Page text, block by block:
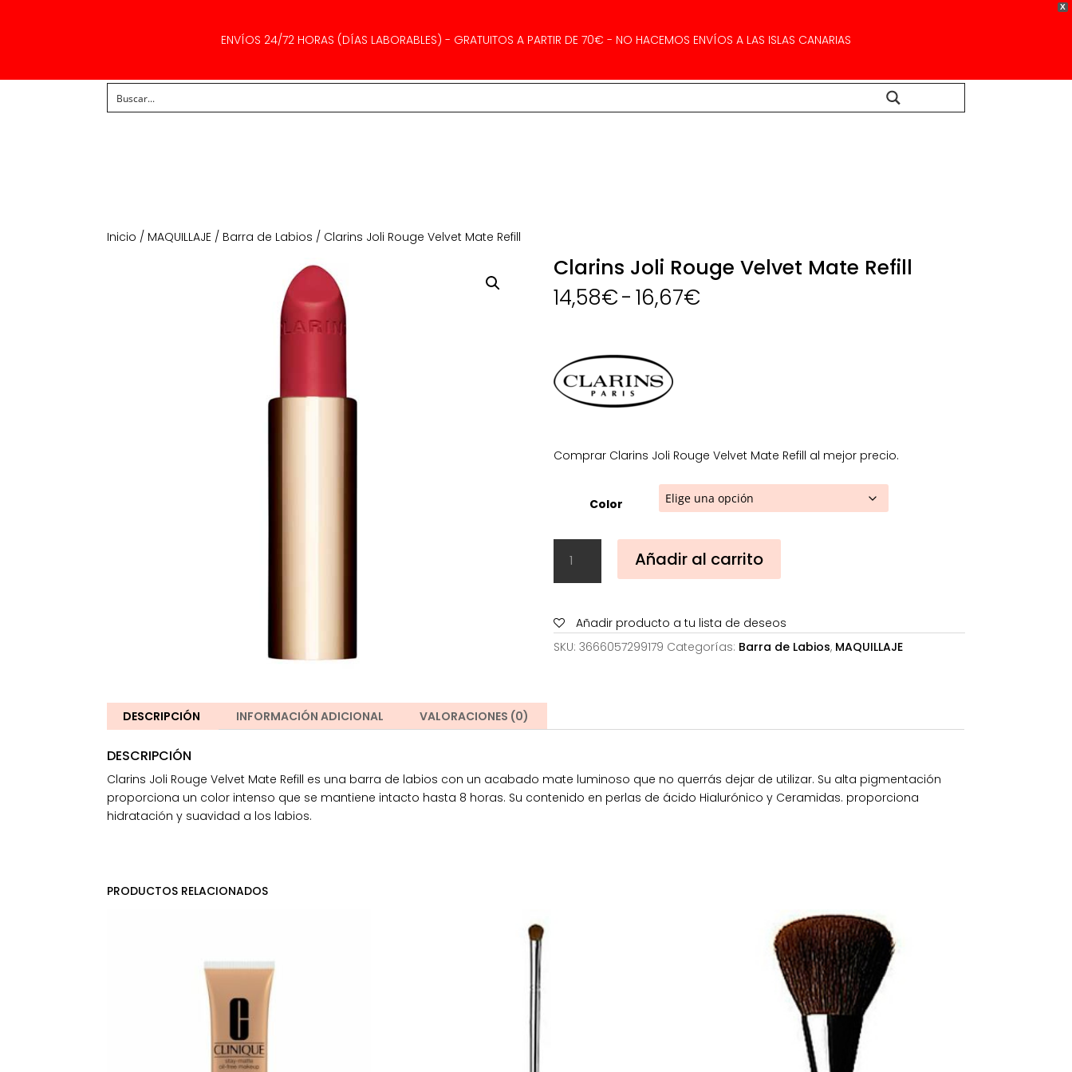
X
ENVÍOS 24/72 HORAS (DÍAS LABORABLES) - GRATUITOS A PARTIR DE 70€ - NO HACEMOS ENVÍOS A LAS ISLAS CANARIAS
Inicio / MAQUILLAJE / Barra de Labios / Clarins Joli Rouge Velvet Mate Refill
Clarins Joli Rouge Velvet Mate Refill
14,58€-16,67€Rango
Comprar Clarins Joli Rouge Velvet Mate Refill al mejor precio.
Color
Joli
Rouge
Mate
Refill
Añadir al carrito
Añadir producto a tu lista de deseos
SKU: 3666057299179 Categorías: Barra de Labios, MAQUILLAJE
DESCRIPCIÓN INFORMACIÓN ADICIONAL VALORACIONES (0)
DESCRIPCIÓN
Clarins Joli Rouge Velvet Mate Refill es una barra de labios con un acabado mate luminoso que no querrás dejar de utilizar. Su alta pigmentación
proporciona un color intenso que se mantiene intacto hasta 8 horas. Su contenido en perlas de ácido Hialurónico y Ceramidas. proporciona
hidratación y suavidad a los labios.
PRODUCTOS RELACIONADOS